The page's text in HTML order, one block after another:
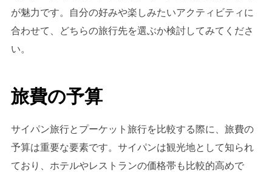
が魅力です。自分の好みや楽しみたいアクティビティに
合わせて、どちらの旅行先を選ぶか検討してみてくださ
い。
旅費の予算
サイパン旅行とプーケット旅行を比較する際に、旅費の
予算は重要な要素です。サイパンは観光地として知られ
ており、ホテルやレストランの価格帯も比較的高めで